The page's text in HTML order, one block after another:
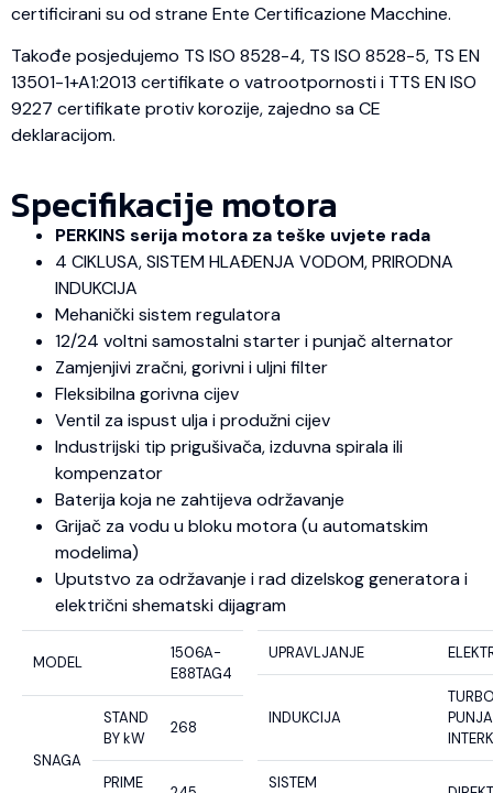
certificirani su od strane Ente Certificazione Macchine.
Takođe posjedujemo TS ISO 8528-4, TS ISO 8528-5, TS EN
13501-1+A1:2013 certifikate o vatrootpornosti i TTS EN ISO
9227 certifikate protiv korozije, zajedno sa CE
deklaracijom.
Specifikacije motora
PERKINS serija motora za teške uvjete rada
4 CIKLUSA, SISTEM HLAĐENJA VODOM, PRIRODNA
INDUKCIJA
Mehanički sistem regulatora
12/24 voltni samostalni starter i punjač alternator
Zamjenjivi zračni, gorivni i uljni filter
Fleksibilna gorivna cijev
Ventil za ispust ulja i produžni cijev
Industrijski tip prigušivača, izduvna spirala ili
kompenzator
Baterija koja ne zahtijeva održavanje
Grijač za vodu u bloku motora (u automatskim
modelima)
Uputstvo za održavanje i rad dizelskog generatora i
električni shematski dijagram
MODEL
1506A-
E88TAG4
SNAGA
STAND
BY kW
268
PRIME
UPRAVLJANJE
INDUKCIJA
SISTEM